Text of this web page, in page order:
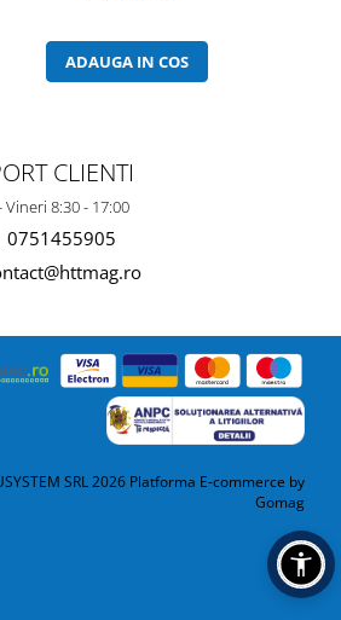
ADAUGA IN COS
CLIENTI
Vineri 8:30 - 17:00
0751455905
SRL 2026 Platforma E-commerce by
Gomag